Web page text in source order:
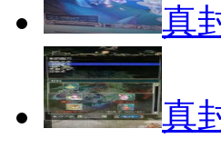
真
真